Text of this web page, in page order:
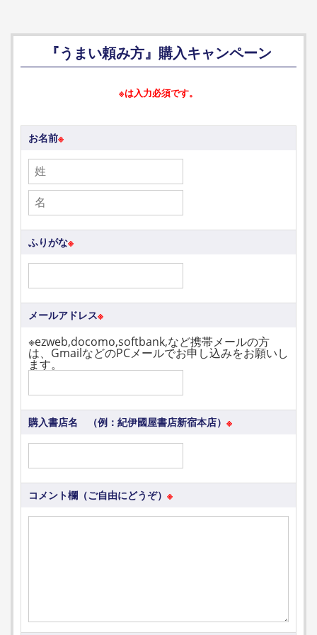
『うまい頼み方』購入キャンペーン
※は入力必須です。
お名前※
ふりがな※
メールアドレス※
※ezweb,docomo,softbank,など携帯メールの方
は、GmailなどのPCメールでお申し込みをお願いし
ます。
購入書店名 （例：紀伊國屋書店新宿本店） ※
コメント欄（ご自由にどうぞ） ※